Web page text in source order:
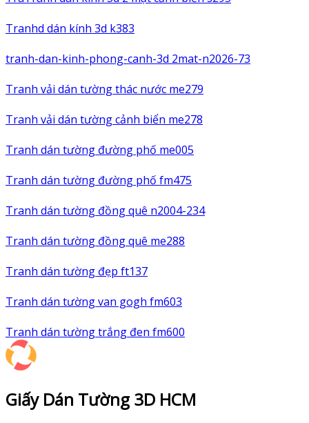
Tranhd dán kính 3d k383
tranh-dan-kinh-phong-canh-3d 2mat-n2026-73
Tranh vải dán tường thác nước me279
Tranh vải dán tường cảnh biển me278
Tranh dán tường đường phố me005
Tranh dán tường đường phố fm475
Tranh dán tường đồng quê n2004-234
Tranh dán tường đồng quê me288
Tranh dán tường đẹp ft137
Tranh dán tường van gogh fm603
Tranh dán tường trắng đen fm600
Giấy Dán Tường 3D HCM